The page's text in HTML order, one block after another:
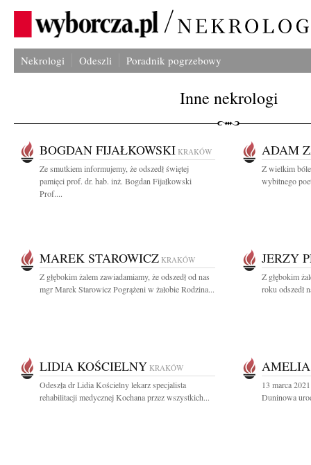
Nekrologi Odeszli Poradnik pogrzebowy
Inne nekrologi
BOGDAN FIJAŁKOWSKI KRAKÓW
Ze smutkiem informujemy, że odszedł świętej
pamięci prof. dr. hab. inż. Bogdan Fijałkowski
Prof....
ADAM
Z wielkim
wybitnego
MAREK STAROWICZ KRAKÓW
Z głębokim żalem zawiadamiamy, że odszedł od nas
mgr Marek Starowicz Pogrążeni w żałobie Rodzina...
JERZY
Z głębokim
roku odszedł
LIDIA KOŚCIELNY KRAKÓW
Odeszła dr Lidia Kościelny lekarz specjalista
rehabilitacji medycznej Kochana przez wszystkich...
13 marca
Duninowa